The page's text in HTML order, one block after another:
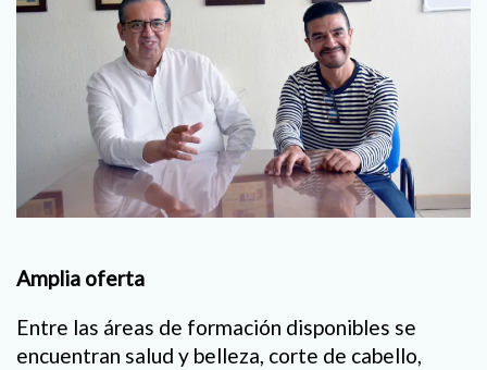
Amplia oferta
Entre las áreas de formación disponibles se
encuentran salud y belleza, corte de cabello,